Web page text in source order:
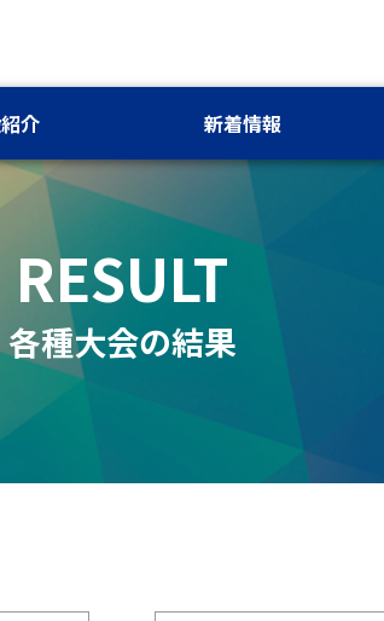
介 新着情報
RESULT
各種大会の結果